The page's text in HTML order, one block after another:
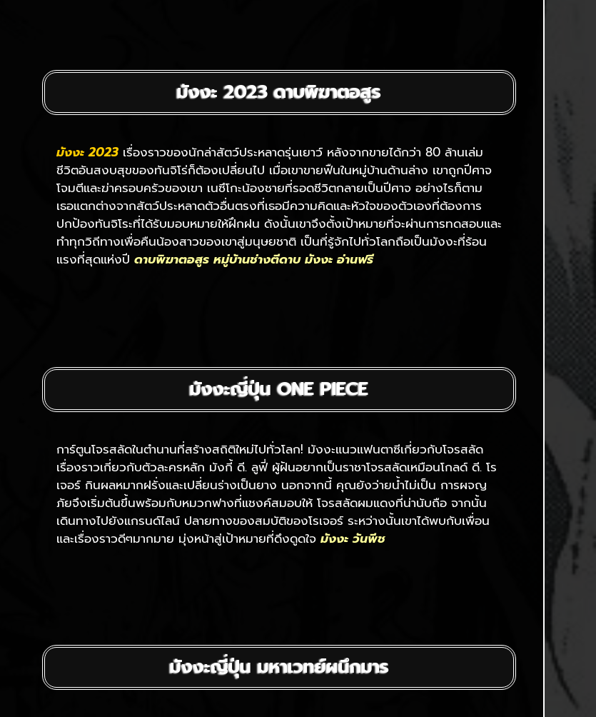
มังงะ 2023 ดาบพิฆาตอสูร
มังงะ 2023 เรื่องราวของนักล่าสัตว์ประหลาดรุ่นเยาว์ หลังจากขายได้กว่า 80 ล้านเล่ม
ชีวิตอันสงบสุขของทันจิโร่ก็ต้องเปลี่ยนไป เมื่อเขาขายฟืนในหมู่บ้านด้านล่าง เขาถูกปีศาจ
โจมตีและฆ่าครอบครัวของเขา เนซึโกะน้องชายที่รอดชีวิตกลายเป็นปีศาจ อย่างไรก็ตาม
เธอแตกต่างจากสัตว์ประหลาดตัวอื่นตรงที่เธอมีความคิดและหัวใจของตัวเองที่ต้องการ
ปกป้องทันจิโระที่ได้รับมอบหมายให้ฝึกฝน ดังนั้นเขาจึงตั้งเป้าหมายที่จะผ่านการทดสอบและ
ทำทุกวิถีทางเพื่อคืนน้องสาวของเขาสู่มนุษยชาติ เป็นที่รู้จักไปทั่วโลกถือเป็นมังงะที่ร้อน
แรงที่สุดแห่งปี ดาบพิฆาตอสูร หมู่บ้านช่างตีดาบ มังงะ อ่านฟรี
มังงะญี่ปุ่น ONE PIECE
การ์ตูนโจรสลัดในตำนานที่สร้างสถิติใหม่ไปทั่วโลก! มังงะแนวแฟนตาซีเกี่ยวกับโจรสลัด
เรื่องราวเกี่ยวกับตัวละครหลัก มังกี้ ดี. ลูฟี่ ผู้ฝันอยากเป็นราชาโจรสลัดเหมือนโกลด์ ดี. โร
เจอร์ กินผลหมากฝรั่งและเปลี่ยนร่างเป็นยาง นอกจากนี้ คุณยังว่ายน้ำไม่เป็น การผจญ
ภัยจึงเริ่มต้นขึ้นพร้อมกับหมวกฟางที่แชงค์สมอบให้ โจรสลัดผมแดงที่น่านับถือ จากนั้น
เดินทางไปยังแกรนด์ไลน์ ปลายทางของสมบัติของโรเจอร์ ระหว่างนั้นเขาได้พบกับเพื่อน
และเรื่องราวดีๆมากมาย มุ่งหน้าสู่เป้าหมายที่ดึงดูดใจ มังงะ วันพีช
มังงะญี่ปุ่น มหาเวทย์ผนึกมาร